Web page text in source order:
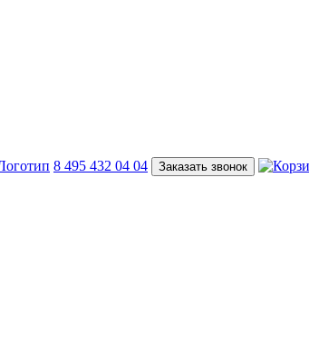
8 495 432 04 04 Заказать звонок